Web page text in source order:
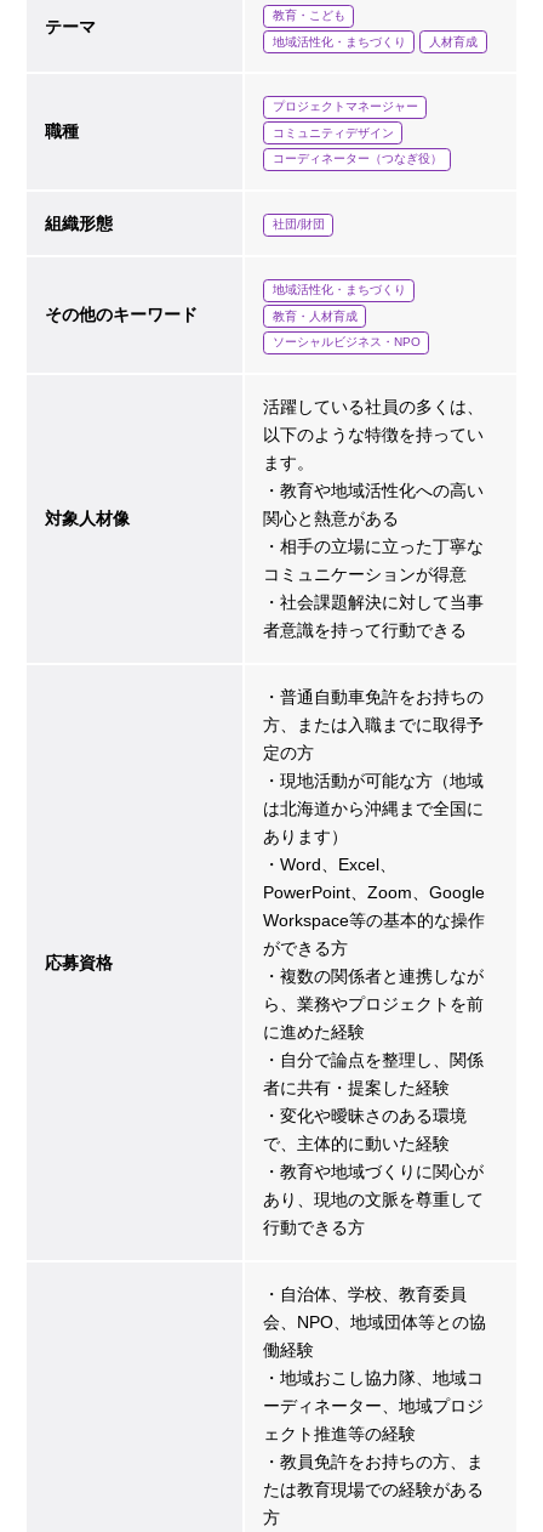
テーマ
教育・こども
地域活性化・まちづくり
人材育成
職種
プロジェクトマネージャー
コミュニティデザイン
コーディネーター（つなぎ役）
組織形態 社団/財団
その他のキーワード
地域活性化・まちづくり
教育・人材育成
ソーシャルビジネス・NPO
対象人材像
活躍している社員の多くは、
以下のような特徴を持ってい
ます。
・教育や地域活性化への高い
関心と熱意がある
・相手の立場に立った丁寧な
コミュニケーションが得意
・社会課題解決に対して当事
者意識を持って行動できる
応募資格
・普通自動車免許をお持ちの
方、または入職までに取得予
定の方
・現地活動が可能な方（地域
は北海道から沖縄まで全国に
あります）
・Word、Excel、
PowerPoint、Zoom、Google
Workspace等の基本的な操作
ができる方
・複数の関係者と連携しなが
ら、業務やプロジェクトを前
に進めた経験
・自分で論点を整理し、関係
者に共有・提案した経験
・変化や曖昧さのある環境
で、主体的に動いた経験
・教育や地域づくりに関心が
あり、現地の文脈を尊重して
行動できる方
・自治体、学校、教育委員
会、NPO、地域団体等との協
働経験
・地域おこし協力隊、地域コ
ーディネーター、地域プロジ
ェクト推進等の経験
・教員免許をお持ちの方、ま
たは教育現場での経験がある
方